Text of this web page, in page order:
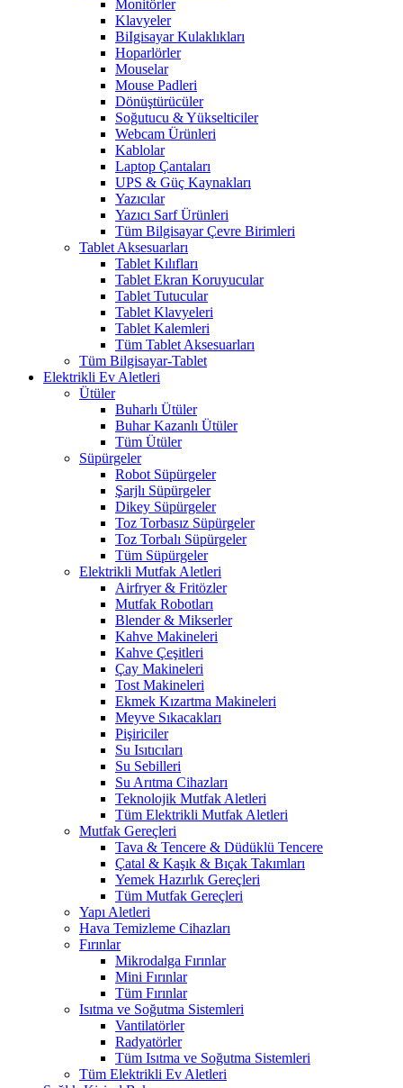
Monitörler
Klavyeler
BiIgisayar Kulaklıkları
Hoparlörler
Mouselar
Mouse Padleri
Dönüştürücüler
Soğutucu & Yükselticiler
Webcam Ürünleri
Kablolar
Laptop Çantaları
UPS & Güç Kaynakları
Yazıcılar
Yazıcı Sarf Ürünleri
Tüm Bilgisayar Çevre Birimleri
Tablet Aksesuarları
Tablet Kılıfları
Tablet Ekran Koruyucular
Tablet Tutucular
Tablet Klavyeleri
Tablet Kalemleri
Tüm Tablet Aksesuarları
Tüm Bilgisayar-Tablet
Elektrikli Ev Aletleri
Ütüler
Buharlı Ütüler
Buhar Kazanlı Ütüler
Tüm Ütüler
Süpürgeler
Robot Süpürgeler
Şarjlı Süpürgeler
Dikey Süpürgeler
Toz Torbasız Süpürgeler
Toz Torbalı Süpürgeler
Tüm Süpürgeler
Elektrikli Mutfak Aletleri
Airfryer & Fritözler
Mutfak Robotları
Blender & Mikserler
Kahve Makineleri
Kahve Çeşitleri
Çay Makineleri
Tost Makineleri
Ekmek Kızartma Makineleri
Meyve Sıkacakları
Pişiriciler
Su Isıtıcıları
Su Sebilleri
Su Arıtma Cihazları
Teknolojik Mutfak Aletleri
Tüm Elektrikli Mutfak Aletleri
Mutfak Gereçleri
Tava & Tencere & Düdüklü Tencere
Çatal & Kaşık & Bıçak Takımları
Yemek Hazırlık Gereçleri
Tüm Mutfak Gereçleri
Yapı Aletleri
Hava Temizleme Cihazları
Fırınlar
Mikrodalga Fırınlar
Mini Fırınlar
Tüm Fırınlar
Isıtma ve Soğutma Sistemleri
Vantilatörler
Radyatörler
Tüm Isıtma ve Soğutma Sistemleri
Tüm Elektrikli Ev Aletleri